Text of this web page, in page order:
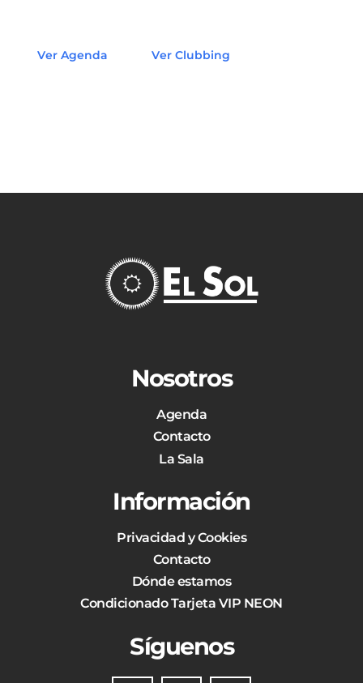
Ver Agenda Ver Clubbing
Nosotros
Agenda
Contacto
La Sala
Información
Privacidad y Cookies
Contacto
Dónde estamos
Condicionado Tarjeta VIP NEON
Síguenos